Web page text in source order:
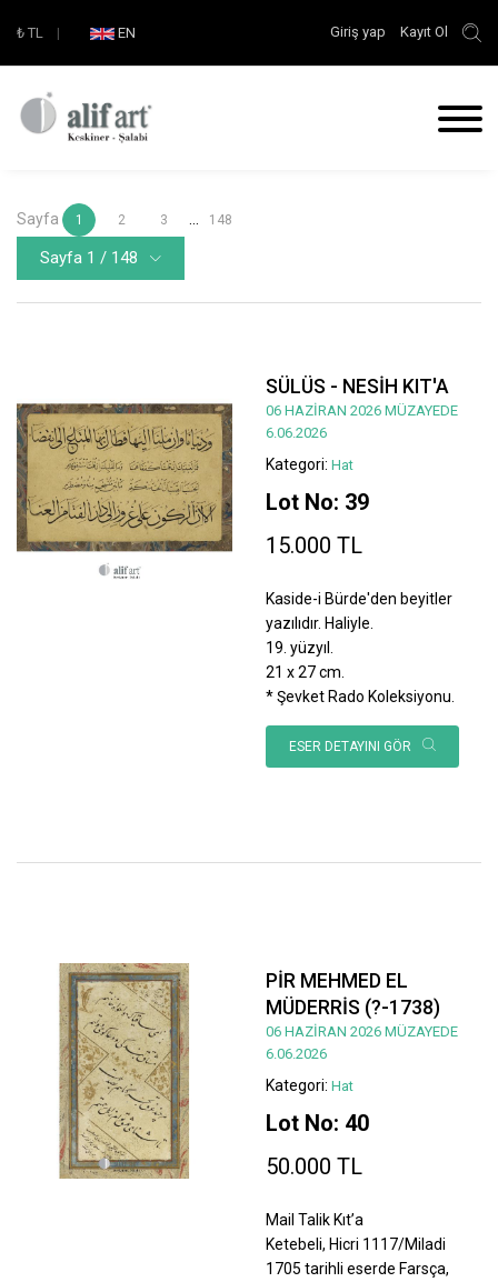
₺ TL | EN Giriş yap Kayıt Ol
Sayfa 1 2 3 148
Sayfa 1 / 148
SÜLÜS - NESİH KIT'A
06 HAZİRAN 2026 MÜZAYEDE
6.06.2026
Kategori: Hat
Lot No: 39
15.000 TL
Kaside-i Bürde'den beyitler
yazılıdır. Haliyle.
19. yüzyıl.
21 x 27 cm.
* Şevket Rado Koleksiyonu.
ESER DETAYINI GÖR
PİR MEHMED EL
MÜDERRİS (?-1738)
06 HAZİRAN 2026 MÜZAYEDE
6.06.2026
Kategori: Hat
Lot No: 40
50.000 TL
Mail Talik Kıt’a
Ketebeli, Hicri 1117/Miladi
1705 tarihli eserde Farsça,